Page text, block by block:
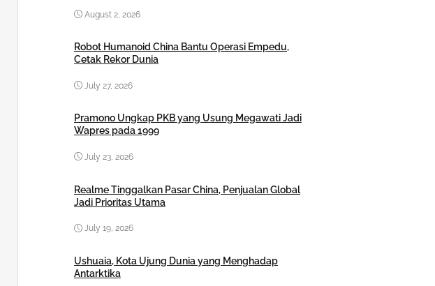
August 2, 2026
Robot Humanoid China Bantu Operasi Empedu,
Cetak Rekor Dunia
July 27, 2026
Pramono Ungkap PKB yang Usung Megawati Jadi
Wapres pada 1999
July 23, 2026
Realme Tinggalkan Pasar China, Penjualan Global
Jadi Prioritas Utama
July 19, 2026
Ushuaia, Kota Ujung Dunia yang Menghadap
Antarktika